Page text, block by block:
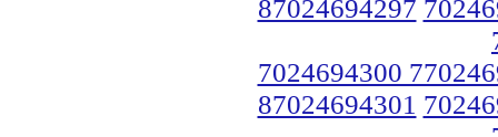
87024694297
7024694300
87024694301